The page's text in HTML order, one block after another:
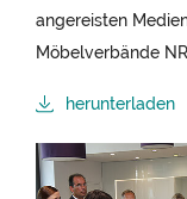
angereisten
Möbelverbände
herunterladen